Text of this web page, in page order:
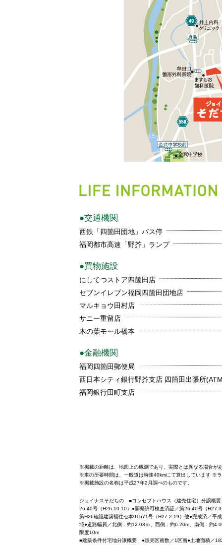
●交通機関
西鉄「四箇田団地」バス停
福岡都市高速「野芥」ランプ
●買物施設
にしてつストア四箇田店
セブンイレブン福岡四箇田団地店
マルキョウ田村店
サニー重留店
木の葉モール橋本
●金融機関
福岡四箇田郵便局
西日本シティ銀行野芥支店 四箇田出張所
福岡銀行田町支店
※掲載の距離は、地図上の概測であり、実際とは異なる場合
※車の所要時間は、一般道は時速40kmにて算出しています ※
※掲載施設の名称は平成27年2月調べのものです。
ジョイナスそだちの ■コンセプトハウス（建売住宅）分譲概
26-40号（H26.10.10）●開発許可検査済証／第26-40号（
第H26確認建築福住セ本01571号（H27.2.19）他●完成済／平
域●道路幅員／北側：約12.03ｍ、西側：約6.20m、南側：約
限度10m
■建築条件付宅地分譲概要 ●販売区画数／1区画●土地面積／